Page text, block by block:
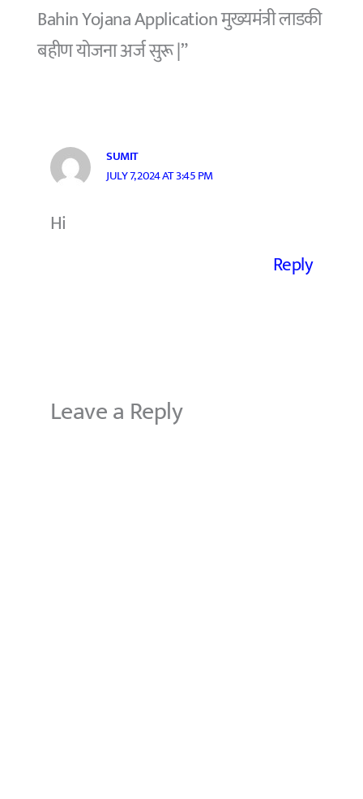
Bahin Yojana Application मुख्यमंत्री लाडकी
बहीण योजना अर्ज सुरू |”
SUMIT
JULY 7, 2024 AT 3:45 PM
Hi
Reply
Leave a Reply